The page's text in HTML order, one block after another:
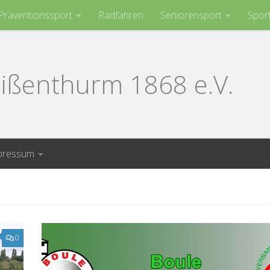
Präventionssport Radfahren Seniorensport
1868 e.V.
0